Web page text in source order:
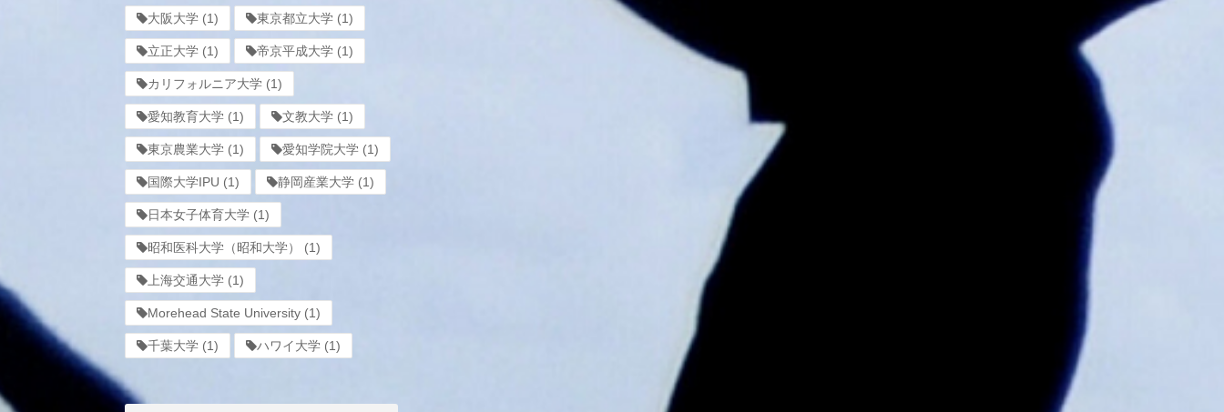
大阪大学 (1) 東京都立大学 (1)
立正大学 (1) 帝京平成大学 (1)
カリフォルニア大学 (1)
愛知教育大学 (1) 文教大学 (1)
東京農業大学 (1) 愛知学院大学 (1)
国際大学IPU (1) 静岡産業大学 (1)
日本女子体育大学 (1)
昭和医科大学（昭和大学） (1)
上海交通大学 (1)
Morehead State University (1)
千葉大学 (1) ハワイ大学 (1)